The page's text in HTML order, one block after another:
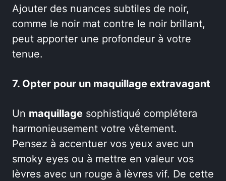
Ajouter des nuances subtiles de noir,
comme le noir mat contre le noir brillant,
peut apporter une profondeur à votre
tenue.
7. Opter pour un maquillage extravagant
Un maquillage sophistiqué complétera
harmonieusement votre vêtement.
Pensez à accentuer vos yeux avec un
smoky eyes ou à mettre en valeur vos
lèvres avec un rouge à lèvres vif. De cette